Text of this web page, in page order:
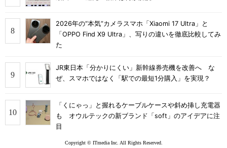
2026年の“本気”カメラスマホ「Xiaomi 17 Ultra」と
「OPPO Find X9 Ultra」、写りの違いを徹底比較してみ
た
JR東日本「分かりにくい」新幹線券売機を改善へ な
ぜ、スマホではなく「駅での最短1分購入」を実現？
「くにゃっ」と握れるケーブルケースや斜め挿し充電器
も オウルテックの新ブランド「soft」のアイデアに注
目
Copyright © ITmedia Inc. All Rights Reserved.